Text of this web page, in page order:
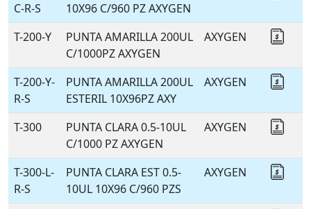
C-R-S
10X96 C/960 PZ AXYGEN
T-200-Y
PUNTA AMARILLA 200UL
C/1000PZ AXYGEN
AXYGEN
T-200-Y-
R-S
PUNTA AMARILLA 200UL
ESTERIL 10X96PZ AXY
AXYGEN
T-300
PUNTA CLARA 0.5-10UL
C/1000 PZ AXYGEN
AXYGEN
T-300-L-
R-S
PUNTA CLARA EST 0.5-
10UL 10X96 C/960 PZS
AXYGEN